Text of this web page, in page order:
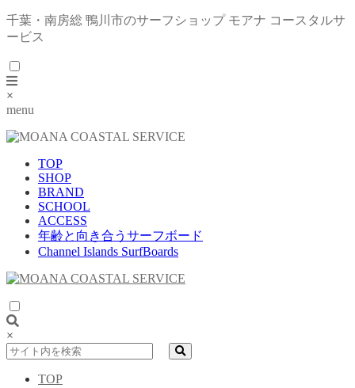
千葉・南房総 鴨川市のサーフショップ モアナ コースタルサ
ービス
×
menu
TOP
SHOP
BRAND
SCHOOL
ACCESS
年齢と向き合うサーフボード
Channel Islands SurfBoards
×
TOP